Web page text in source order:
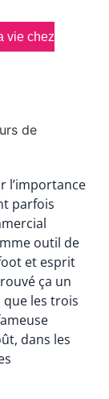
vie chez
de
l’importance
parfois
outil de
et esprit
ça un
que les trois
dans les